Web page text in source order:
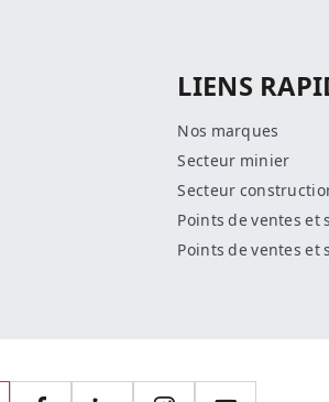
LIENS
Nos marques
Secteur minier
Secteur
Points de ventes et
Points de ventes et